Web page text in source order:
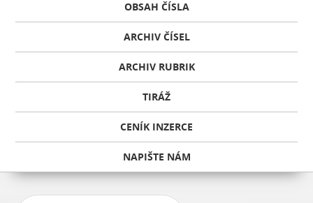
OBSAH ČÍSLA
ARCHIV ČÍSEL
ARCHIV RUBRIK
TIRÁŽ
CENÍK INZERCE
NAPIŠTE NÁM